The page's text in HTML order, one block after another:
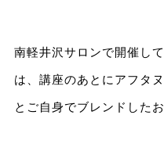
南軽井沢サロンで開催し
は、講座のあとにアフタ
とご自身でブレンドした